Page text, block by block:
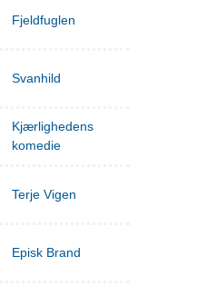
Fjeldfuglen
Svanhild
Kjærlighedens
komedie
Terje Vigen
Episk Brand